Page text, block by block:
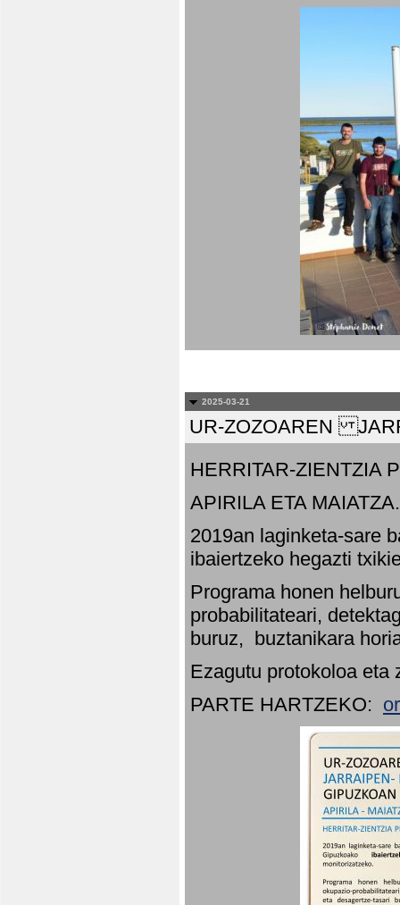
2025-03-21
UR-ZOZOAREN
HERRITAR-ZIENTZIA
APIRILA ETA MAIATZA.
2019an laginketa-sare
ibaiertzeko hegazti
Programa honen
probabilitateari,
buruz, buztanikara
Ezagutu protokoloa eta
PARTE HARTZEKO: